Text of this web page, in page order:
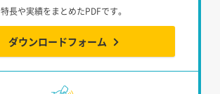
特長や実績をまとめたPDFです。
ダウンロードフォーム